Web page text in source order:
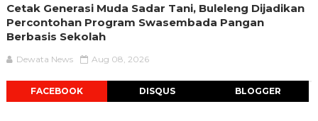
Cetak Generasi Muda Sadar Tani, Buleleng Dijadikan
Percontohan Program Swasembada Pangan
Berbasis Sekolah
Dewata News Aug 08, 2026
FACEBOOK DISQUS BLOGGER